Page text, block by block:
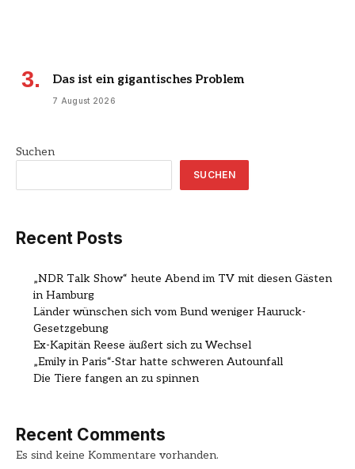
Das ist ein gigantisches Problem
7 August 2026
Suchen
SUCHEN
Recent Posts
„NDR Talk Show“ heute Abend im TV mit diesen Gästen
in Hamburg
Länder wünschen sich vom Bund weniger Hauruck-
Gesetzgebung
Ex-Kapitän Reese äußert sich zu Wechsel
„Emily in Paris“-Star hatte schweren Autounfall
Die Tiere fangen an zu spinnen
Recent Comments
Es sind keine Kommentare vorhanden.